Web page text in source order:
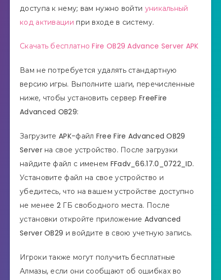
доступа к нему; вам нужно войти уникальный
код активации при входе в систему.
Скачать бесплатно Fire OB29 Advance Server APK
Вам не потребуется удалять стандартную
версию игры. Выполните шаги, перечисленные
ниже, чтобы установить сервер FreeFire
Advanced OB29:
Загрузите APK-файл Free Fire Advanced OB29
Server на свое устройство. После загрузки
найдите файл с именем FFadv_66.17.0_0722_ID.
Установите файл на свое устройство и
убедитесь, что на вашем устройстве доступно
не менее 2 ГБ свободного места. После
установки откройте приложение Advanced
Server OB29 и войдите в свою учетную запись.
Игроки также могут получить бесплатные
Алмазы, если они сообщают об ошибках во